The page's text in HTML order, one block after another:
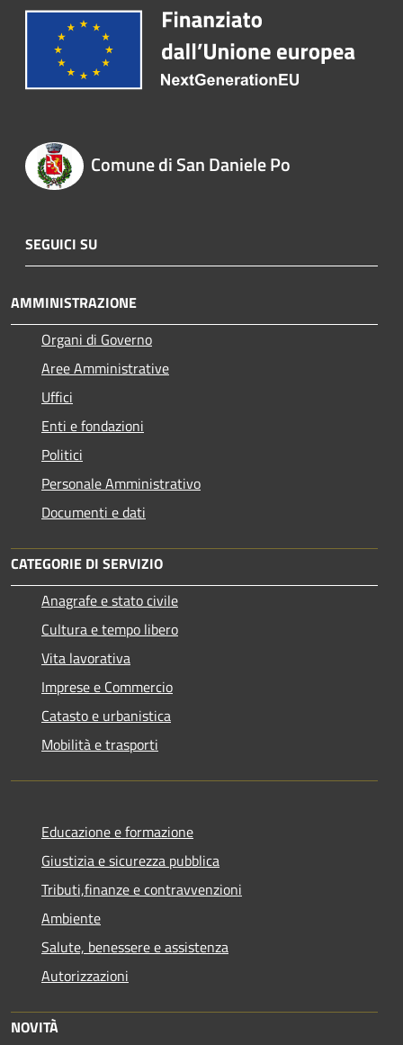
Comune di San Daniele Po
SEGUICI SU
AMMINISTRAZIONE
Organi di Governo
Aree Amministrative
Uffici
Enti e fondazioni
Politici
Personale Amministrativo
Documenti e dati
CATEGORIE DI SERVIZIO
Anagrafe e stato civile
Cultura e tempo libero
Vita lavorativa
Imprese e Commercio
Catasto e urbanistica
Mobilità e trasporti
Educazione e formazione
Giustizia e sicurezza pubblica
Tributi,finanze e contravvenzioni
Ambiente
Salute, benessere e assistenza
Autorizzazioni
NOVITÀ